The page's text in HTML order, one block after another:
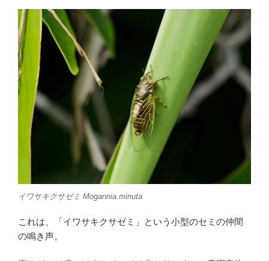
イワサキクサゼミ Mogannia minuta
これは、「イワサキクサゼミ」という小型のセミの仲間
の鳴き声。